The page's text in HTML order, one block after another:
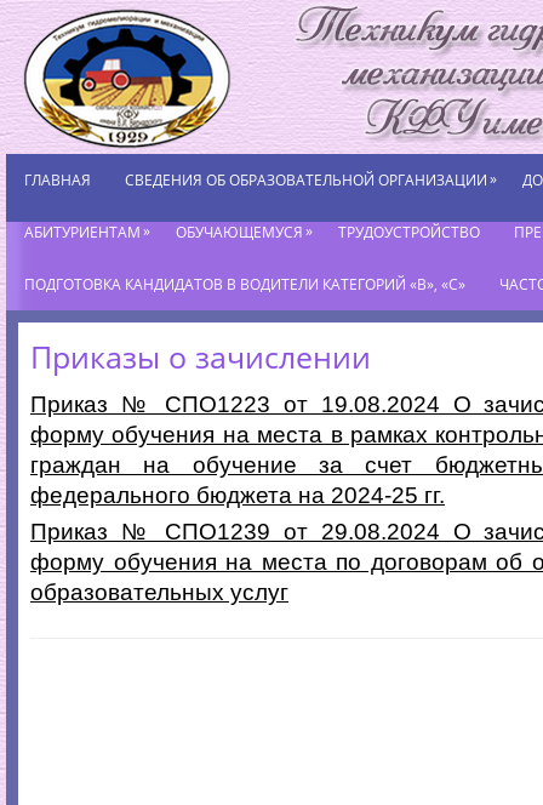
ГЛАВНАЯ СВЕДЕНИЯ ОБ ОБРАЗОВАТЕЛЬНОЙ ОРГАНИЗАЦИИ»
АБИТУРИЕНТАМ» ОБУЧАЮЩЕМУСЯ» ТРУДОУСТРОЙСТВО
ПОДГОТОВКА КАНДИДАТОВ В ВОДИТЕЛИ КАТЕГОРИЙ «В», «С»
Приказы о зачислении
Приказ № СПО1223 от 19.08.2024 О
форму обучения на места в рамках
граждан на обучение за счет
федерального бюджета на 2024-25 гг.
Приказ № СПО1239 от 29.08.2024 О
форму обучения на места по договорам об
образовательных услуг